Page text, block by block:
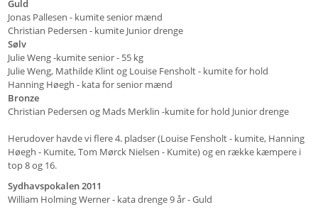
Guld
Jonas Pallesen - kumite senior mænd
Christian Pedersen - kumite Junior drenge
Sølv
Julie Weng -kumite senior - 55 kg
Julie Weng, Mathilde Klint og Louise Fensholt - kumite for hold
Hanning Høegh - kata for senior mænd
Bronze
Christian Pedersen og Mads Merklin -kumite for hold Junior drenge
Herudover havde vi flere 4. pladser (Louise Fensholt - kumite, Hanning
Høegh - Kumite, Tom Mørck Nielsen - Kumite) og en række kæmpere i
top 8 og 16.
Sydhavspokalen 2011
William Holming Werner - kata drenge 9 år - Guld